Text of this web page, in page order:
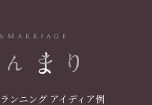
ンニング アイディア例